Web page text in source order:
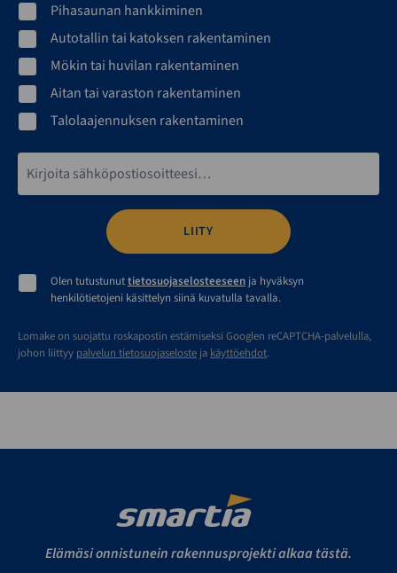
Pihasaunan hankkiminen
Autotallin tai katoksen rakentaminen
Mökin tai huvilan rakentaminen
Aitan tai varaston rakentaminen
Talolaajennuksen rakentaminen
Sähköpostiosoite*
Olen tutustunuttietosuojaselosteeseen ja hyväksyn
henkilötietojeni käsittelyn siinä kuvatulla tavalla.
Lomake on suojattu roskapostin estämiseksi Googlen reCAPTCHA-palvelulla,
johon liittyy palvelun tietosuojaseloste ja käyttöehdot.
Elämäsi onnistunein rakennusprojekti alkaa tästä.